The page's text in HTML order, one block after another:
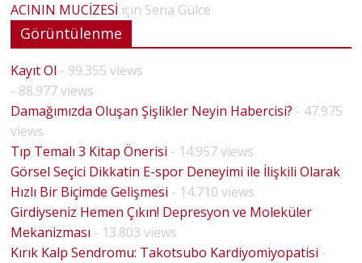
ACININ MUCİZESİ için Sena Gülce
Görüntülenme
Kayıt Ol - 99.355 views
- 88.977 views
Damağımızda Oluşan Şişlikler Neyin Habercisi? - 47.975
views
Tıp Temalı 3 Kitap Önerisi - 14.957 views
Görsel Seçici Dikkatin E-spor Deneyimi ile İlişkili Olarak
Hızlı Bir Biçimde Gelişmesi - 14.710 views
Girdiyseniz Hemen Çıkın! Depresyon ve Moleküler
Mekanizması - 13.803 views
Kırık Kalp Sendromu: Takotsubo Kardiyomiyopatisi -